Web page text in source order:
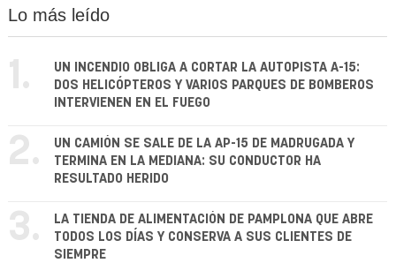
Lo más leído
1.
UN INCENDIO OBLIGA A CORTAR LA AUTOPISTA A-15:
DOS HELICÓPTEROS Y VARIOS PARQUES DE BOMBEROS
INTERVIENEN EN EL FUEGO
2.
UN CAMIÓN SE SALE DE LA AP-15 DE MADRUGADA Y
TERMINA EN LA MEDIANA: SU CONDUCTOR HA
RESULTADO HERIDO
3.
LA TIENDA DE ALIMENTACIÓN DE PAMPLONA QUE ABRE
TODOS LOS DÍAS Y CONSERVA A SUS CLIENTES DE
SIEMPRE